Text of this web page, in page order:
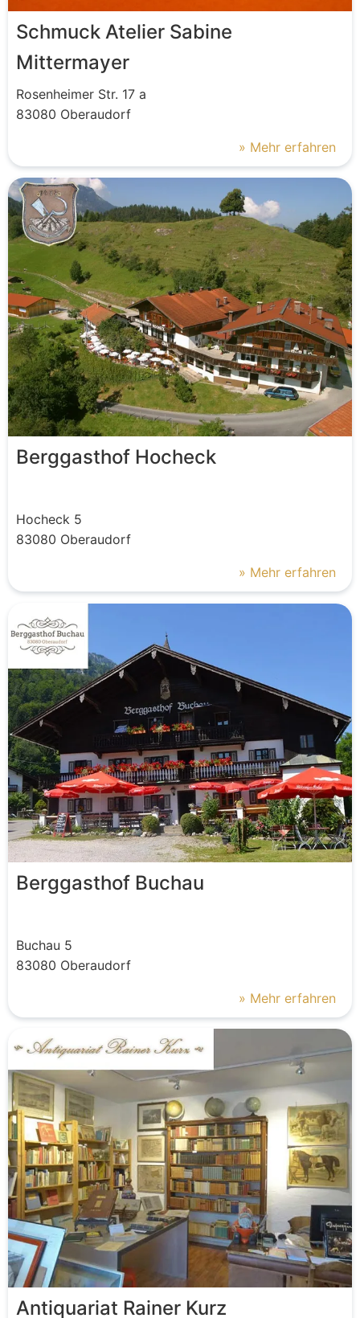
Berggasthof Buchau
Buchau 5
83080 Oberaudorf
» Mehr erfahren
Berggasthof Hocheck
Hocheck 5
83080 Oberaudorf
» Mehr erfahren
Antiquariat Rainer Kurz
Schmuck Atelier Sabine
Mittermayer
Rosenheimer Str. 17 a
83080 Oberaudorf
» Mehr erfahren